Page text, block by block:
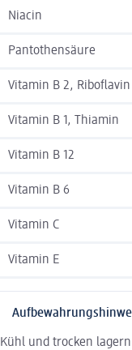
Niacin
Pantothensäure
Vitamin B 2, Riboflavin
Vitamin B 1, Thiamin
Vitamin B 12
Vitamin B 6
Vitamin C
Vitamin E
Kühl und trocken